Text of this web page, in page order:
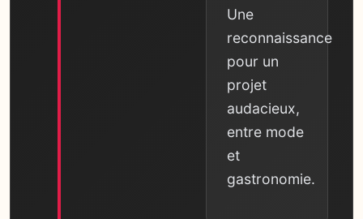
Une
reconnaissance
pour un
projet
audacieux,
entre mode
et
gastronomie.